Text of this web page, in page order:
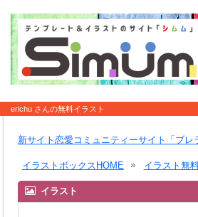
erichu さんの無料イラスト
新サイト恋愛コミュニティーサイト「ブレ
イラストボックスHOME イラスト無
イラスト